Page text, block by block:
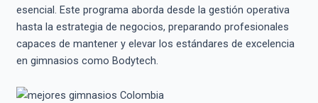
esencial. Este programa aborda desde la gestión operativa
hasta la estrategia de negocios, preparando profesionales
capaces de mantener y elevar los estándares de excelencia
en gimnasios como Bodytech.